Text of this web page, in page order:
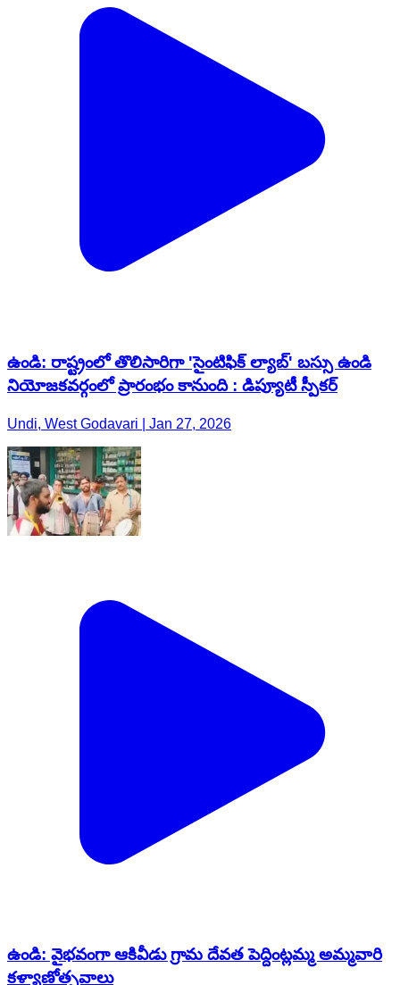
ఉండి: రాష్ట్రంలో తొలిసారిగా 'సైంటిఫిక్ ల్యాబ్' బస్సు ఉండి
నియోజకవర్గంలో ప్రారంభం కానుంది : డిప్యూటీ స్పీకర్
Undi, West Godavari | Jan 27, 2026
ఉండి: వైభవంగా ఆకివీడు గ్రామ దేవత పెద్దింట్లమ్మ అమ్మవారి
కళ్యాణోత్సవాలు